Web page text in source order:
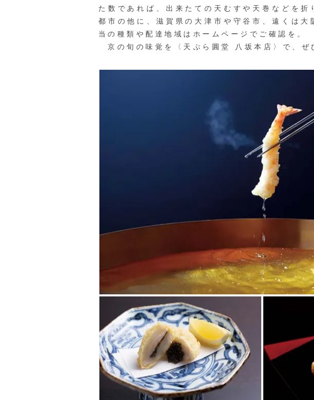
た数であれば、出来たての天むすや天巻などを
都市の他に、滋賀県の大津市や守谷市、遠くは
当の種類や配達地域はホームページでご確認を。
京の旬の味覚を〈天ぷら圓堂 八坂本店〉で、ぜ